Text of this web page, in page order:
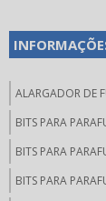
ALARGADOR DE
BITS PARA
BITS PARA
BITS PARA